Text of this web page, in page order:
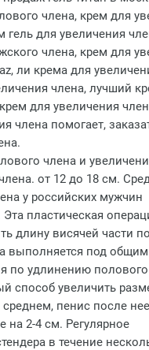
члена, крем для
для увеличения
члена, крем для
ли крема для
члена, лучший
для увеличения
члена помогает,
члена и
от 12 до 18 см.
у российских мужчин
пластическая
длину висячей части
выполняется под общим
по удлинению
способ увеличить
среднем, пенис после нее
на 2-4 см. Регулярное
в течение